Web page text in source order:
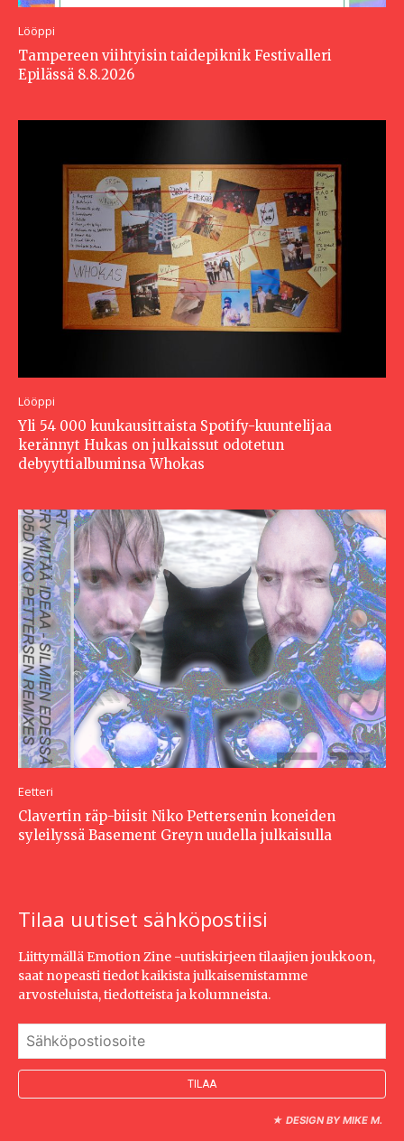
Lööppi
Tampereen viihtyisin taidepiknik Festivalleri
Epilässä 8.8.2026
Lööppi
Yli 54 000 kuukausittaista Spotify-kuuntelijaa
kerännyt Hukas on julkaissut odotetun
debyyttialbuminsa Whokas
Eetteri
Clavertin räp-biisit Niko Pettersenin koneiden
syleilyssä Basement Greyn uudella julkaisulla
Tilaa uutiset sähköpostiisi
Liittymällä Emotion Zine -uutiskirjeen tilaajien joukkoon,
saat nopeasti tiedot kaikista julkaisemistamme
arvosteluista, tiedotteista ja kolumneista.
★ DESIGN BY MIKE M.